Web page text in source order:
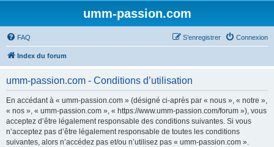
umm-passion.com
FAQ Connexion
S’enregistrer
Index du forum
umm-passion.com - Conditions d’utilisation
En accédant à « umm-passion.com » (désigné ci-après par « nous », « notre »,
« nos », « umm-passion.com », « https://www.umm-passion.com/forum »), vous
acceptez d’être légalement responsable des conditions suivantes. Si vous
n’acceptez pas d’être légalement responsable de toutes les conditions
suivantes, alors n’accédez pas et/ou n’utilisez pas « umm-passion.com ».